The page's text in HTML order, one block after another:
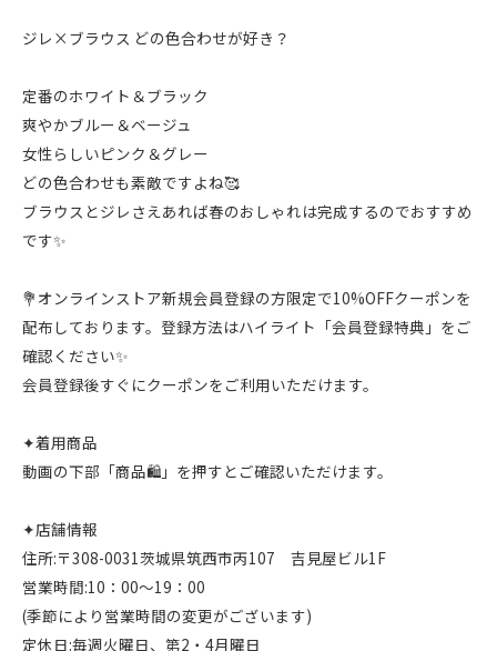
ジレ×ブラウス どの色合わせが好き？
定番のホワイト＆ブラック
爽やかブルー＆ベージュ
女性らしいピンク＆グレー
どの色合わせも素敵ですよね🥰
ブラウスとジレさえあれば春のおしゃれは完成するのでおすすめ
です✨
💐オンラインストア新規会員登録の方限定で10%OFFクーポンを
配布しております。登録方法はハイライト「会員登録特典」をご
確認ください✨
会員登録後すぐにクーポンをご利用いただけます。
✦着用商品
動画の下部「商品🛍️」を押すとご確認いただけます。
✦店舗情報
住所:〒308-0031茨城県筑西市丙107 吉見屋ビル1F
営業時間:10：00～19：00
(季節により営業時間の変更がございます)
定休日:毎週火曜日、第2・4月曜日